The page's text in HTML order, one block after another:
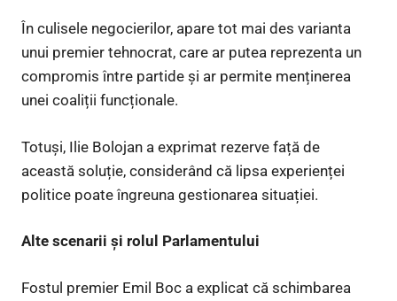
În culisele negocierilor, apare tot mai des varianta
unui premier tehnocrat, care ar putea reprezenta un
compromis între partide și ar permite menținerea
unei coaliții funcționale.
Totuși, Ilie Bolojan a exprimat rezerve față de
această soluție, considerând că lipsa experienței
politice poate îngreuna gestionarea situației.
Alte scenarii și rolul Parlamentului
Fostul premier Emil Boc a explicat că schimbarea